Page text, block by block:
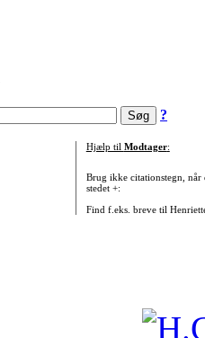
?
Hjælp til Modtager:
Brug ikke citationstegn, når
stedet +:
Find f.eks. breve til